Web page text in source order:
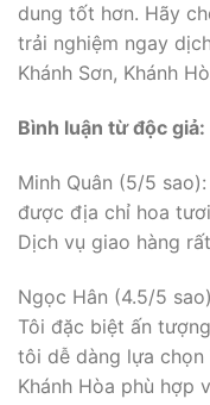
dung tốt hơn. Hãy
trải nghiệm ngay
Khánh Sơn, Khánh
Bình luận từ độc giả:
Minh Quân (5/5
được địa chỉ hoa
Dịch vụ giao hàng
Ngọc Hân (4.5/5
Tôi đặc biệt ấn
tôi dễ dàng lựa chọn
Khánh Hòa phù hợp